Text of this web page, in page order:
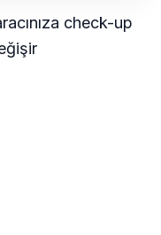
check-up